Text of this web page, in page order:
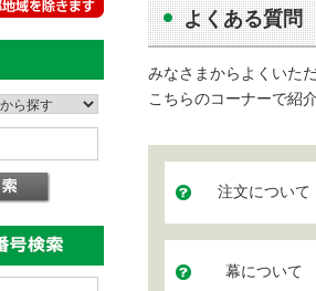
よくある質問
みなさまからよくいた
こちらのコーナーで紹
注文について
幕について